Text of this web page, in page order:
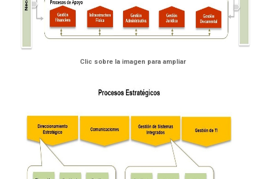
Clic sobre la imagen para ampliar